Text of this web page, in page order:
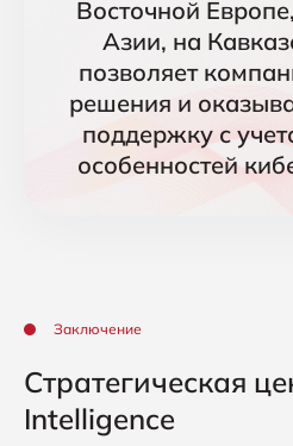
Восточной
Азии, на
позволяет
решения и
поддержку с
особенностей
Заключение
Стратегическая
Intelligence